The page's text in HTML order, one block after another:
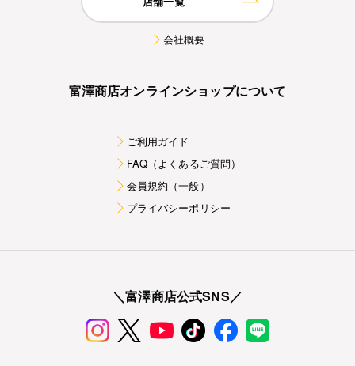
会社概要
富澤商店オンラインショップについて
ご利用ガイド
FAQ（よくあるご質問）
会員規約（一般）
プライバシーポリシー
＼富澤商店公式SNS／